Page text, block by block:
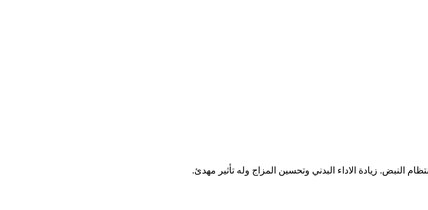
النبض. زيادة الاداء البدني وتحسين المزاج وله تأثير مهدئ.